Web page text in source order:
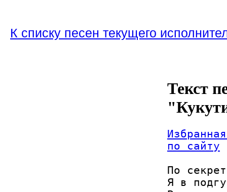
К списку песен текущего
Текст
по сайту
По
Я в